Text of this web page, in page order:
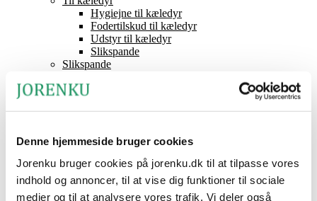
Denne hjemmeside bruger cookies
Jorenku bruger cookies på jorenku.dk til at tilpasse vores
indhold og annoncer, til at vise dig funktioner til sociale
medier og til at analysere vores trafik. Vi deler også
Hygiejne til kæledyr
Fodertilskud til kæledyr
Udstyr til kæledyr
Slikspande
Slikspande
Staldren®
Staldren®
Kontakt
Om Jorenku
Arrangementer
Job hos Jorenku